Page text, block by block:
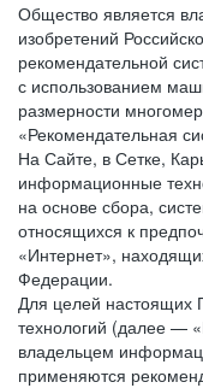
Общество является
изобретений
рекомендательной
с использованием
размерности
«Рекомендательная
На Сайте, в Сетке,
информационные
на основе сбора,
относящихся к
«Интернет»,
Федерации.
Для целей настоящих
технологий (далее —
владельцем
применяются